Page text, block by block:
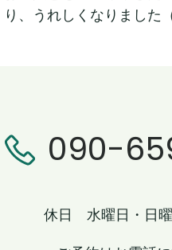
り、うれしくなりました
090-
休日 水曜日・日